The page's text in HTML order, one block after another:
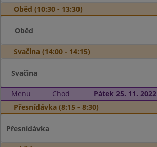
Oběd (10:30 - 13:30)
Oběd
Svačina (14:00 - 14:15)
Svačina
Menu Chod
Pátek 25. 11. 2022
Přesnídávka (8:15 - 8:30)
Přesnídávka